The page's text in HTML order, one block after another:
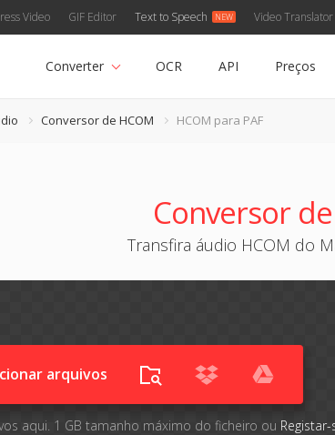
Video GIF Editor Text to Speech Video Translator
Converter OCR API Preços
Conversor de HCOM HCOM para PAF
Conversor
Transfira áudio HCOM do
arquivos
aqui. 1 GB tamanho máximo do ficheiro ou Registar-